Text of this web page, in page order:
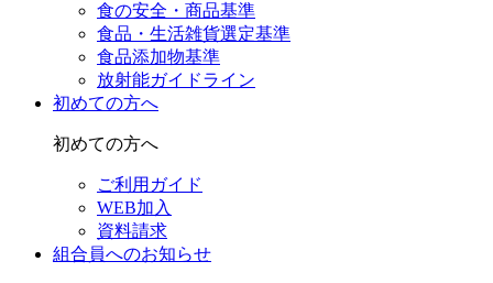
食の安全・商品基準
食品・生活雑貨選定基準
食品添加物基準
放射能ガイドライン
初めての方へ
初めての方へ
ご利用ガイド
WEB加入
資料請求
組合員へのお知らせ